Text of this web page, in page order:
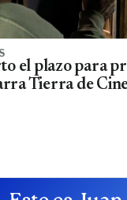
el plazo para
Tierra de